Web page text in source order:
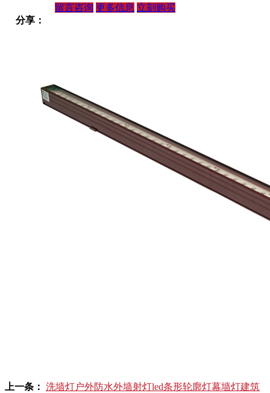
留言咨询 更多信息 立刻购买
分享：
上一条： 洗墙灯户外防水外墙射灯led条形轮廓灯幕墙灯建筑